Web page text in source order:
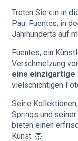
Treten Sie ein in
Paul Fuentes, in
Jahrhunderts auf
Fuentes, ein
Verschmelzung
eine einzigartige
vielschichtigen
Seine
Springs und
bieten einen
Kunst. 🦁